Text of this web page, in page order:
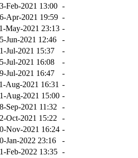
Feb-2021 13:00 -
Apr-2021 19:59 -
May-2021 23:13 -
Jun-2021 12:46
-
Jul-2021 15:37
-
Jul-2021 16:08
-
Jul-2021 16:47
-
Aug-2021 16:31 -
Aug-2021 15:00 -
Sep-2021 11:32
-
Oct-2021 15:22
-
Nov-2021 16:24 -
Jan-2022 23:16
-
Feb-2022 13:35 -